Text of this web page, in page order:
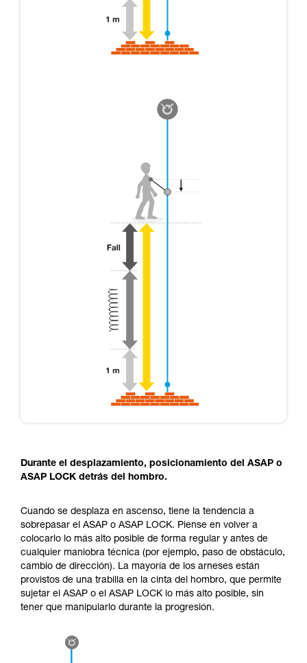
Durante el desplazamiento, posicionamiento del ASAP o
ASAP LOCK detrás del hombro.
Cuando se desplaza en ascenso, tiene la tendencia a
sobrepasar el ASAP o ASAP LOCK. Piense en volver a
colocarlo lo más alto posible de forma regular y antes de
cualquier maniobra técnica (por ejemplo, paso de obstáculo,
cambio de dirección). La mayoría de los arneses están
provistos de una trabilla en la cinta del hombro, que permite
sujetar el ASAP o el ASAP LOCK lo más alto posible, sin
tener que manipularlo durante la progresión.